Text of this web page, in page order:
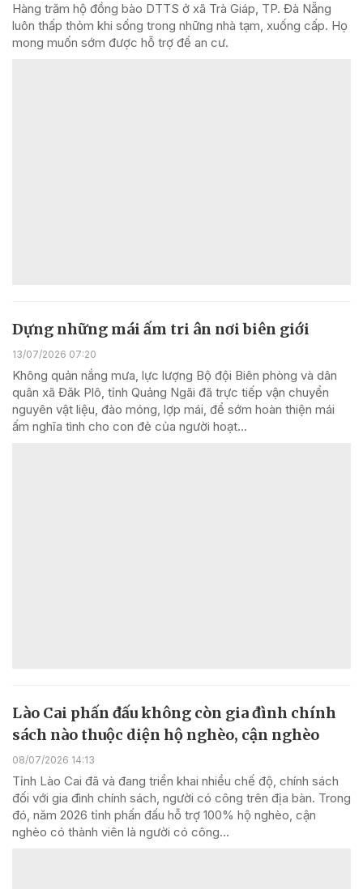
Hàng trăm hộ đồng bào DTTS ở xã Trà Giáp, TP. Đà Nẵng
luôn thấp thỏm khi sống trong những nhà tạm, xuống cấp. Họ
mong muốn sớm được hỗ trợ để an cư.
Dựng những mái ấm tri ân nơi biên giới
13/07/2026 07:20
Không quản nắng mưa, lực lượng Bộ đội Biên phòng và dân
quân xã Đăk Plô, tỉnh Quảng Ngãi đã trực tiếp vận chuyển
nguyên vật liệu, đào móng, lợp mái, để sớm hoàn thiện mái
ấm nghĩa tình cho con đẻ của người hoạt...
Lào Cai phấn đấu không còn gia đình chính
sách nào thuộc diện hộ nghèo, cận nghèo
08/07/2026 14:13
Tỉnh Lào Cai đã và đang triển khai nhiều chế độ, chính sách
đối với gia đình chính sách, người có công trên địa bàn. Trong
đó, năm 2026 tỉnh phấn đấu hỗ trợ 100% hộ nghèo, cận
nghèo có thành viên là người có công...